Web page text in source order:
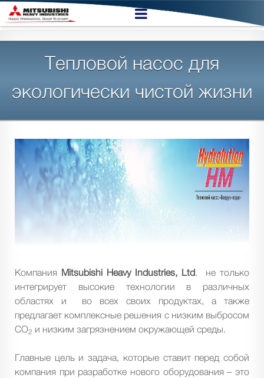
Тепловой насос для
экологически чистой жизни
Компания Mitsubishi Heavy Industries, Ltd. не только
интегрирует высокие технологии в различных
областях и во всех своих продуктах, а также
предлагает комплексные решения с низким выбросом
CO2 и низким загрязнением окружающей среды.
Главные цель и задача, которые ставит перед собой
компания при разработке нового оборудования – это